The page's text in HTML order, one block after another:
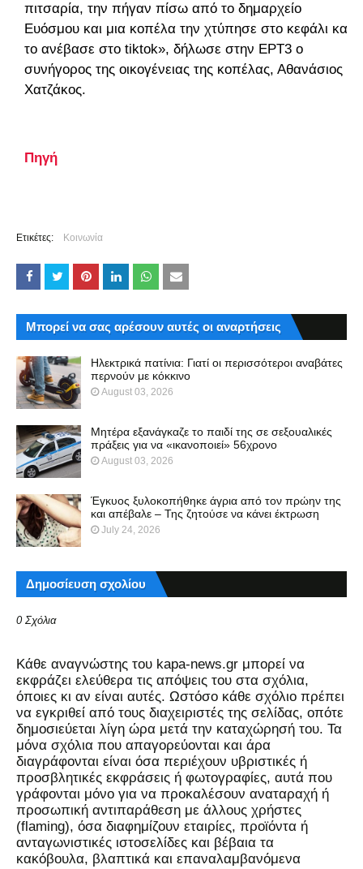
πιτσαρία, την πήγαν πίσω από το δημαρχείο
Ευόσμου και μια κοπέλα την χτύπησε στο κεφάλι και
το ανέβασε στο tiktok», δήλωσε στην ΕΡΤ3 ο
συνήγορος της οικογένειας της κοπέλας, Αθανάσιος
Χατζάκος.
Πηγή
Ετικέτες: Κοινωνία
Μπορεί να σας αρέσουν αυτές οι αναρτήσεις
Ηλεκτρικά πατίνια: Γιατί οι περισσότεροι αναβάτες
περνούν με κόκκινο
August 03, 2026
Μητέρα εξανάγκαζε το παιδί της σε σεξουαλικές
πράξεις για να «ικανοποιεί» 56χρονο
August 03, 2026
Έγκυος ξυλοκοπήθηκε άγρια από τον πρώην της
και απέβαλε – Της ζητούσε να κάνει έκτρωση
July 24, 2026
Δημοσίευση σχολίου
0 Σχόλια
Kάθε αναγνώστης του kapa-news.gr μπορεί να
εκφράζει ελεύθερα τις απόψεις του στα σχόλια,
όποιες κι αν είναι αυτές. Ωστόσο κάθε σχόλιο πρέπει
να εγκριθεί από τους διαχειριστές της σελίδας, οπότε
δημοσιεύεται λίγη ώρα μετά την καταχώρησή του. Τα
μόνα σχόλια που απαγορεύονται και άρα
διαγράφονται είναι όσα περιέχουν υβριστικές ή
προσβλητικές εκφράσεις ή φωτογραφίες, αυτά που
γράφονται μόνο για να προκαλέσουν αναταραχή ή
προσωπική αντιπαράθεση με άλλους χρήστες
(flaming), όσα διαφημίζουν εταιρίες, προϊόντα ή
ανταγωνιστικές ιστοσελίδες και βέβαια τα
κακόβουλα, βλαπτικά και επαναλαμβανόμενα